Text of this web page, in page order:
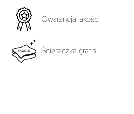
Gwarancja jakości
Ściereczka gratis